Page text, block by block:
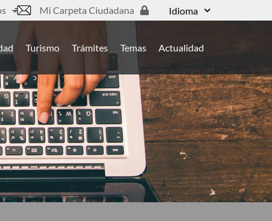
Mi Carpeta Ciudadana Idioma
Turismo Trámites Temas Actualidad